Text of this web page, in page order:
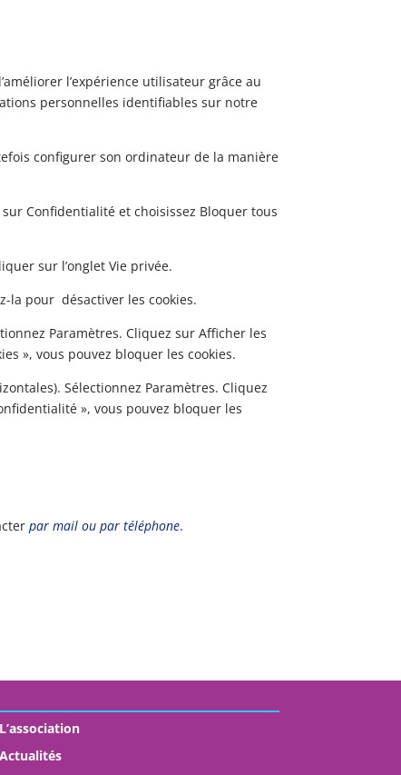
l’expérience utilisateur grâce au
personnelles identifiables sur notre
configurer son ordinateur de la manière
Confidentialité et choisissez Bloquer tous
sur l’onglet Vie privée.
la pour désactiver les cookies.
Paramètres. Cliquez sur Afficher les
», vous pouvez bloquer les cookies.
Sélectionnez Paramètres. Cliquez
», vous pouvez bloquer les
par mail ou par téléphone.
L’association
Actualités